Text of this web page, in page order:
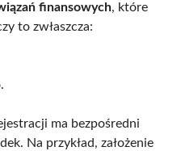
finansowych, które
to zwłaszcza:
ma bezpośredni
Na przykład, założenie